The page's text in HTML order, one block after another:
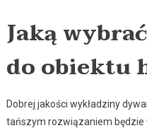
Jaką
do obiektu
Dobrej jakości wykładziny
tańszym rozwiązaniem będzie